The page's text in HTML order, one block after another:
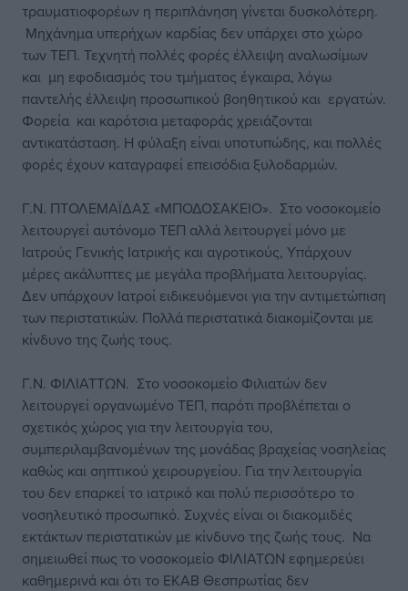
τραυματιοφορέων η περιπλάνηση γίνεται δυσκολότερη.
Μηχάνημα υπερήχων καρδίας δεν υπάρχει στο χώρο
των ΤΕΠ. Τεχνητή πολλές φορές έλλειψη αναλωσίμων
και μη εφοδιασμός του τμήματος έγκαιρα, λόγω
παντελής έλλειψη προσωπικού βοηθητικού και εργατών.
Φορεία και καρότσια μεταφοράς χρειάζονται
αντικατάσταση. Η φύλαξη είναι υποτυπώδης, και πολλές
φορές έχουν καταγραφεί επεισόδια ξυλοδαρμών.
Γ.Ν. ΠΤΟΛΕΜΑΪΔΑΣ «ΜΠΟΔΟΣΑΚΕΙΟ». Στο νοσοκομείο
λειτουργεί αυτόνομο ΤΕΠ αλλά λειτουργεί μόνο με
Ιατρούς Γενικής Ιατρικής και αγροτικούς, Υπάρχουν
μέρες ακάλυπτες με μεγάλα προβλήματα λειτουργίας.
Δεν υπάρχουν Ιατροί ειδικευόμενοι για την αντιμετώπιση
των περιστατικών. Πολλά περιστατικά διακομίζονται με
κίνδυνο της ζωής τους.
Γ.Ν. ΦΙΛΙΑΤΤΩΝ. Στο νοσοκομείο Φιλιατών δεν
λειτουργεί οργανωμένο ΤΕΠ, παρότι προβλέπεται ο
σχετικός χώρος για την λειτουργία του,
συμπεριλαμβανομένων της μονάδας βραχείας νοσηλείας
καθώς και σηπτικού χειρουργείου. Για την λειτουργία
του δεν επαρκεί το ιατρικό και πολύ περισσότερο το
νοσηλευτικό προσωπικό. Συχνές είναι οι διακομιδές
εκτάκτων περιστατικών με κίνδυνο της ζωής τους. Να
σημειωθεί πως το νοσοκομείο ΦΙΛΙΑΤΩΝ εφημερεύει
καθημερινά και ότι το ΕΚΑΒ Θεσπρωτίας δεν